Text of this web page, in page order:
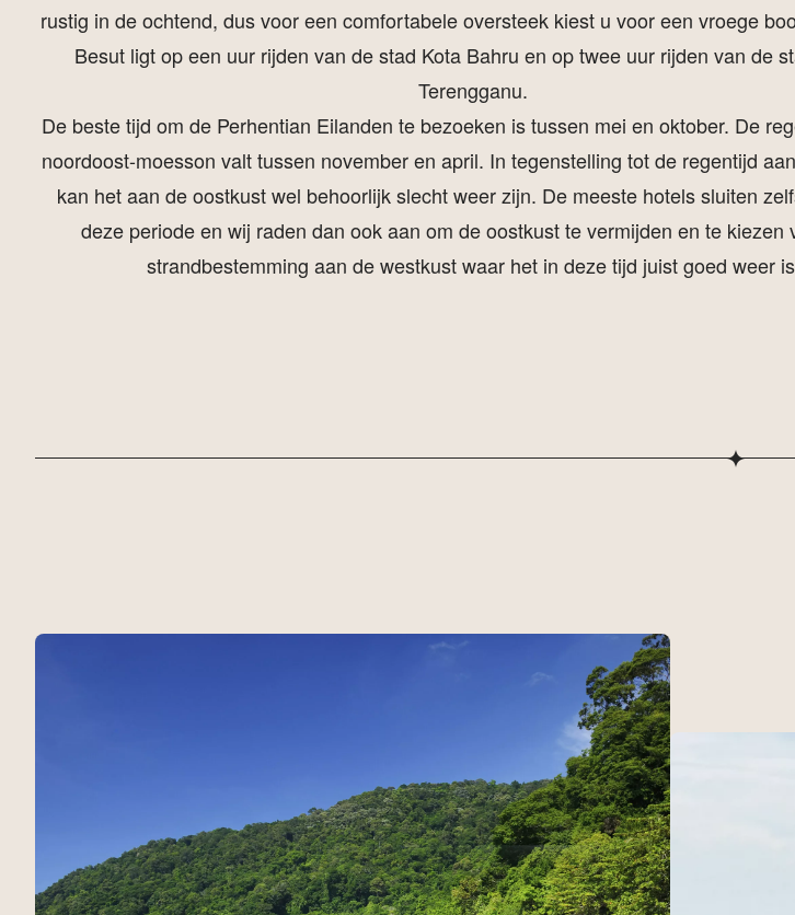
rustig in de ochtend, dus voor een comfortabele oversteek kiest u voor een vroege
Besut ligt op een uur rijden van de stad Kota Bahru en op twee uur rijden van de
Terengganu.
De beste tijd om de Perhentian Eilanden te bezoeken is tussen mei en oktober. De
noordoost-moesson valt tussen november en april. In tegenstelling tot de regentijd
kan het aan de oostkust wel behoorlijk slecht weer zijn. De meeste hotels sluiten
deze periode en wij raden dan ook aan om de oostkust te vermijden en te kiezen
strandbestemming aan de westkust waar het in deze tijd juist goed weer